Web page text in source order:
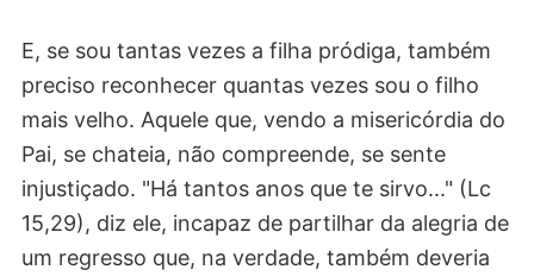
E, se sou tantas vezes a filha pródiga, também
preciso reconhecer quantas vezes sou o filho
mais velho. Aquele que, vendo a misericórdia do
Pai, se chateia, não compreende, se sente
injustiçado. "Há tantos anos que te sirvo..." (Lc
15,29), diz ele, incapaz de partilhar da alegria de
um regresso que, na verdade, também deveria